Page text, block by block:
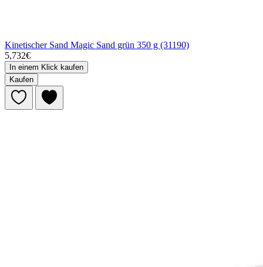
Kinetischer Sand Magic Sand grün 350 g (31190)
5,732€
In einem Klick kaufen
Kaufen